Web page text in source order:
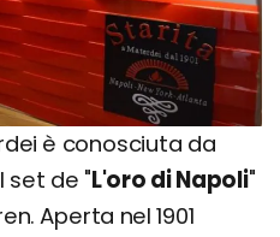
è conosciuta da
set de "L'oro di Napoli"
Aperta nel 1901